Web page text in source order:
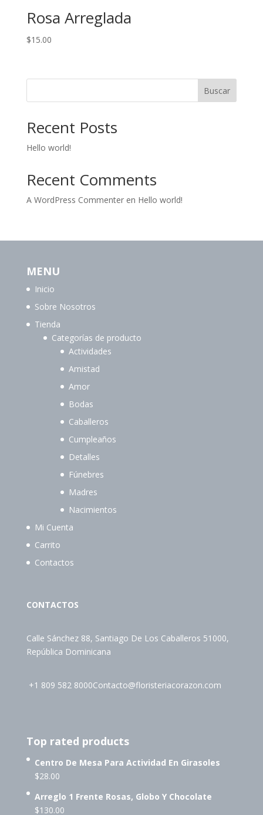
Rosa Arreglada
$15.00
Buscar
Recent Posts
Hello world!
Recent Comments
A WordPress Commenteren Hello world!
MENU
Inicio
Sobre Nosotros
Tienda
Categorías de producto
Actividades
Amistad
Amor
Bodas
Caballeros
Cumpleaños
Detalles
Fúnebres
Madres
Nacimientos
Mi Cuenta
Carrito
Contactos
CONTACTOS
Calle Sánchez 88, Santiago De Los Caballeros 51000,
República Dominicana
+1 809 582 8000Contacto@floristeriacorazon.com
Top rated products
Centro De Mesa Para Actividad En Girasoles
$28.00
Arreglo 1 Frente Rosas, Globo Y Chocolate
$130.00